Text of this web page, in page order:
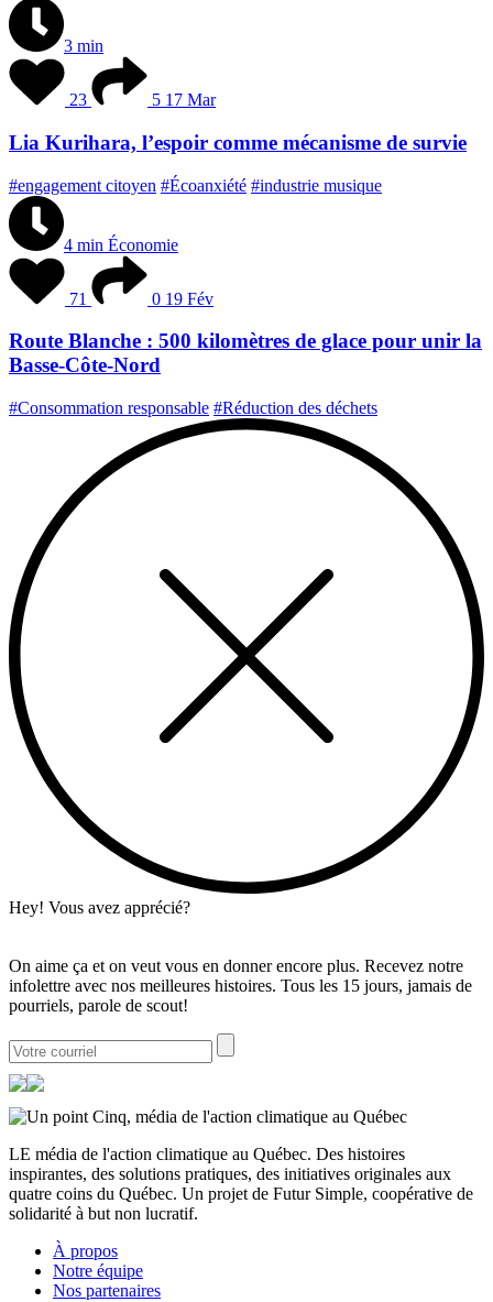
3 min
23 5 17 Mar
Lia Kurihara, l’espoir comme mécanisme de survie
#engagement citoyen #Écoanxiété #industrie musique
4 min Économie
71 0 19 Fév
Route Blanche : 500 kilomètres de glace pour unir la
Basse-Côte-Nord
#Consommation responsable #Réduction des déchets
Hey! Vous avez apprécié?
On aime ça et on veut vous en donner encore plus. Recevez notre
infolettre avec nos meilleures histoires. Tous les 15 jours, jamais de
pourriels, parole de scout!
LE média de l'action climatique au Québec. Des histoires
inspirantes, des solutions pratiques, des initiatives originales aux
quatre coins du Québec. Un projet de Futur Simple, coopérative de
solidarité à but non lucratif.
À propos
Notre équipe
Nos partenaires